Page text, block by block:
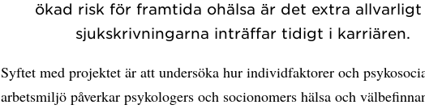
ökad risk för framtida ohälsa är det extra
sjukskrivningarna inträffar tidigt i karriären.
Syftet med projektet är att undersöka hur individfaktorer och
arbetsmiljö påverkar psykologers och socionomers hälsa och